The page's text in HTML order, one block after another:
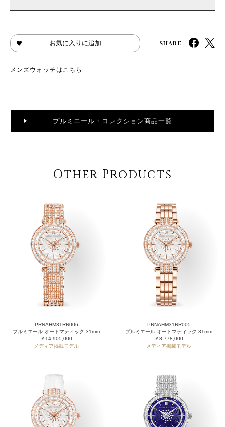
お気に入りに追加 SHARE
メンズウォッチはこちら
プルミエール・コレクション商品一覧
Other Products
PRNAHM31RR006
プルミエール オートマティック 31mm
￥14,905,000
メディア掲載モデル
PRNAHM31RR005
プルミエール オートマティック 31mm
￥8,778,000
メディア掲載モデル